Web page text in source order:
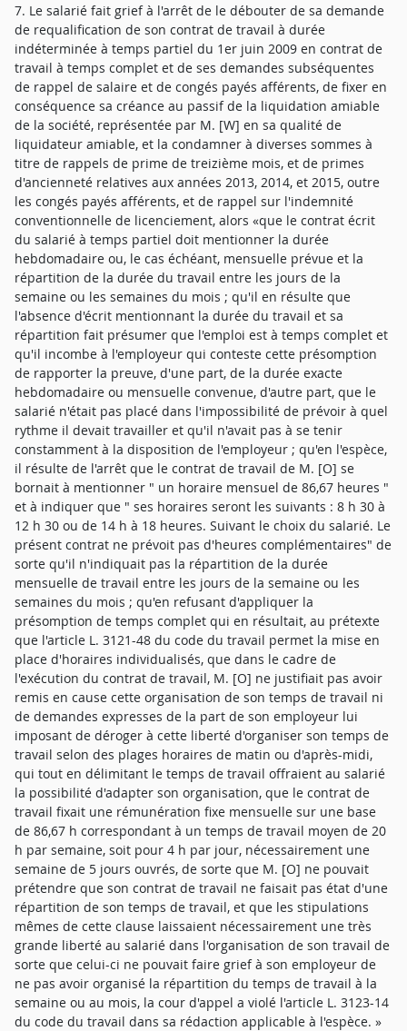
7. Le salarié fait grief à l'arrêt de le débouter de sa demande
de requalification de son contrat de travail à durée
indéterminée à temps partiel du 1er juin 2009 en contrat de
travail à temps complet et de ses demandes subséquentes
de rappel de salaire et de congés payés afférents, de fixer en
conséquence sa créance au passif de la liquidation amiable
de la société, représentée par M. [W] en sa qualité de
liquidateur amiable, et la condamner à diverses sommes à
titre de rappels de prime de treizième mois, et de primes
d'ancienneté relatives aux années 2013, 2014, et 2015, outre
les congés payés afférents, et de rappel sur l'indemnité
conventionnelle de licenciement, alors «que le contrat écrit
du salarié à temps partiel doit mentionner la durée
hebdomadaire ou, le cas échéant, mensuelle prévue et la
répartition de la durée du travail entre les jours de la
semaine ou les semaines du mois ; qu'il en résulte que
l'absence d'écrit mentionnant la durée du travail et sa
répartition fait présumer que l'emploi est à temps complet et
qu'il incombe à l'employeur qui conteste cette présomption
de rapporter la preuve, d'une part, de la durée exacte
hebdomadaire ou mensuelle convenue, d'autre part, que le
salarié n'était pas placé dans l'impossibilité de prévoir à quel
rythme il devait travailler et qu'il n'avait pas à se tenir
constamment à la disposition de l'employeur ; qu'en l'espèce,
il résulte de l'arrêt que le contrat de travail de M. [O] se
bornait à mentionner " un horaire mensuel de 86,67 heures "
et à indiquer que " ses horaires seront les suivants : 8 h 30 à
12 h 30 ou de 14 h à 18 heures. Suivant le choix du salarié. Le
présent contrat ne prévoit pas d'heures complémentaires" de
sorte qu'il n'indiquait pas la répartition de la durée
mensuelle de travail entre les jours de la semaine ou les
semaines du mois ; qu'en refusant d'appliquer la
présomption de temps complet qui en résultait, au prétexte
que l'article L. 3121-48 du code du travail permet la mise en
place d'horaires individualisés, que dans le cadre de
l'exécution du contrat de travail, M. [O] ne justifiait pas avoir
remis en cause cette organisation de son temps de travail ni
de demandes expresses de la part de son employeur lui
imposant de déroger à cette liberté d'organiser son temps de
travail selon des plages horaires de matin ou d'après-midi,
qui tout en délimitant le temps de travail offraient au salarié
la possibilité d'adapter son organisation, que le contrat de
travail fixait une rémunération fixe mensuelle sur une base
de 86,67 h correspondant à un temps de travail moyen de 20
h par semaine, soit pour 4 h par jour, nécessairement une
semaine de 5 jours ouvrés, de sorte que M. [O] ne pouvait
prétendre que son contrat de travail ne faisait pas état d'une
répartition de son temps de travail, et que les stipulations
mêmes de cette clause laissaient nécessairement une très
grande liberté au salarié dans l'organisation de son travail de
sorte que celui-ci ne pouvait faire grief à son employeur de
ne pas avoir organisé la répartition du temps de travail à la
semaine ou au mois, la cour d'appel a violé l'article L. 3123-14
du code du travail dans sa rédaction applicable à l'espèce. »